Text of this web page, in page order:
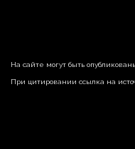
На сайте могут быть
При цитировании ссылка на